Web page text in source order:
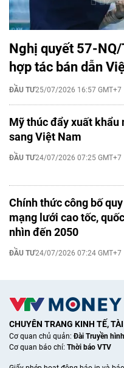
Nghị quyết 57-
hợp tác bán dẫn
ĐẦU TƯ25/07/2026 16:57 GMT+7
Mỹ thúc đẩy xuất khẩu
sang Việt Nam
ĐẦU TƯ24/07/2026 07:25 GMT+7
Chính thức công bố
mạng lưới cao tốc,
nhìn đến 2050
ĐẦU TƯ24/07/2026 07:24 GMT+7
CHUYÊN TRANG KINH TẾ,
Cơ quan chủ quản:Đài Truyền
Cơ quan báo chí: Thời báo VTV